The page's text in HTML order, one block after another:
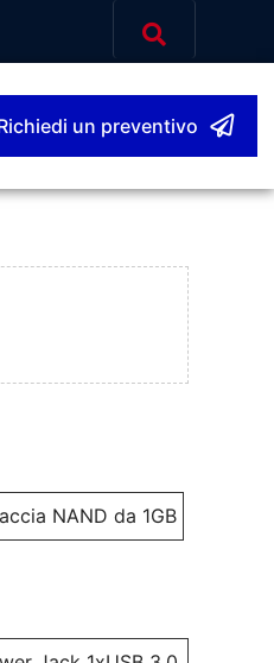
un preventivo
NAND da 1GB